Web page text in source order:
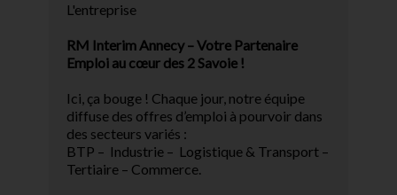
L'entreprise
RM Interim Annecy – Votre Partenaire
Emploi au cœur des 2 Savoie ! ️
Ici, ça bouge ! Chaque jour, notre équipe
diffuse des offres d’emploi à pourvoir dans
des secteurs variés :
BTP – Industrie – Logistique & Transport –
Tertiaire – Commerce.